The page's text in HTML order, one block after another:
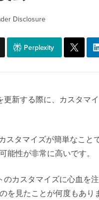
Disclosure
Perplexity
更新する際に、カスタマ
スタマイズが簡単なこ
能性が非常に高いです。
のカスタマイズに心血を
を見たことが何度もあり